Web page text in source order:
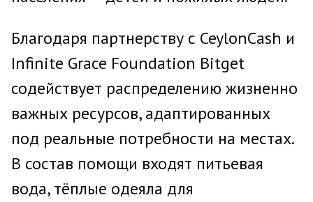
Благодаря партнерству с CeylonCash и
Infinite Grace Foundation Bitget
содействует распределению жизненно
важных ресурсов, адаптированных
под реальные потребности на местах.
В состав помощи входят питьевая
вода, тёплые одеяла для